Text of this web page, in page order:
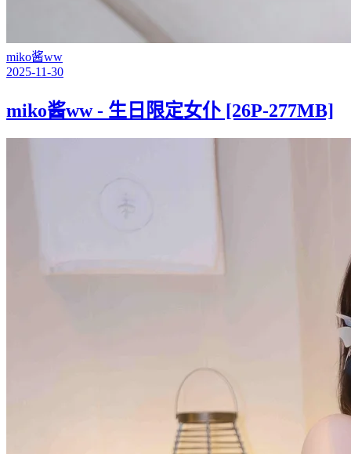
miko酱ww
2025-11-30
miko酱ww - 生日限定女仆 [26P-277MB]